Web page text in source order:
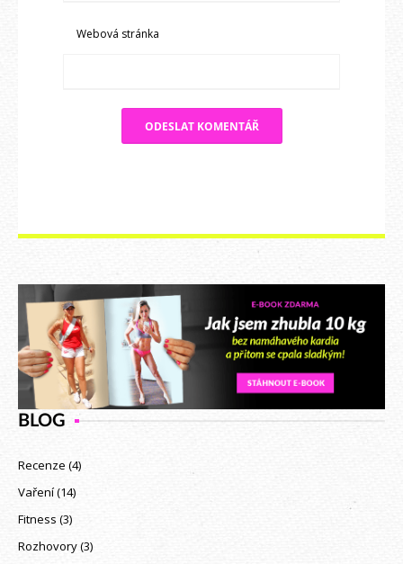
Webová stránka
BLOG
Recenze (4)
Vaření(14)
Fitness (3)
Rozhovory(3)